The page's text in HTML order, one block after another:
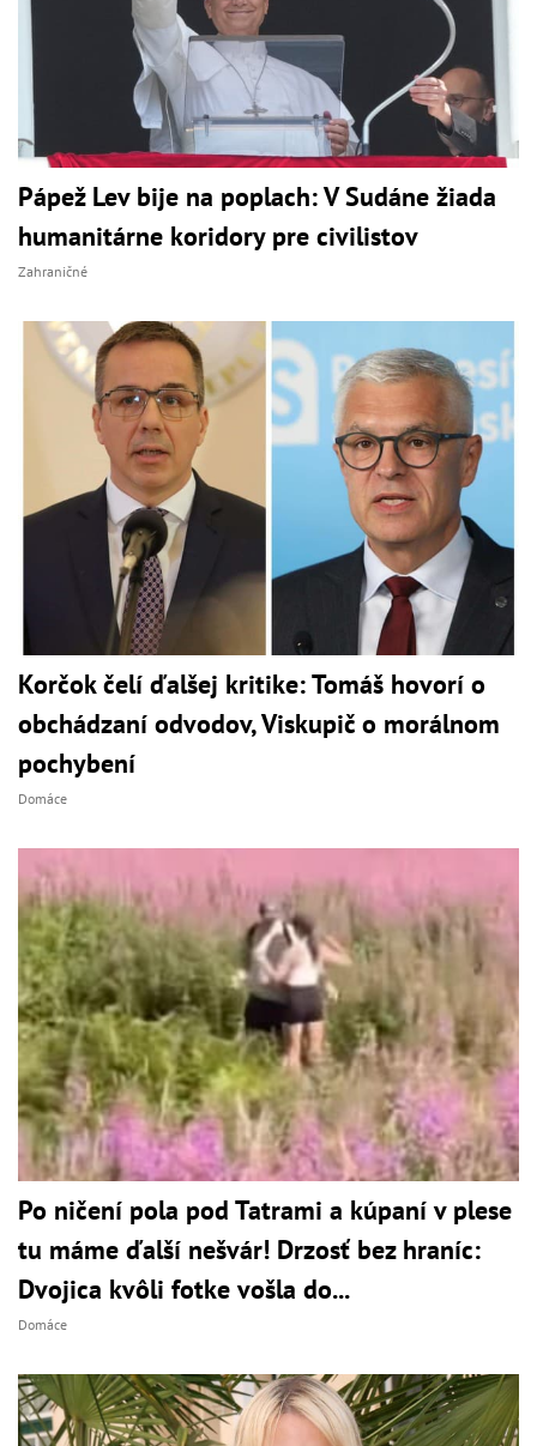
Pápež Lev bije na poplach: V Sudáne žiada
humanitárne koridory pre civilistov
Zahraničné
Korčok čelí ďalšej kritike: Tomáš hovorí o
obchádzaní odvodov, Viskupič o morálnom
pochybení
Domáce
Po ničení pola pod Tatrami a kúpaní v plese
tu máme ďalší nešvár! Drzosť bez hraníc:
Dvojica kvôli fotke vošla do...
Domáce